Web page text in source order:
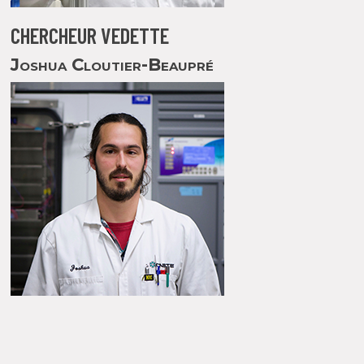
CHERCHEUR VEDETTE
Joshua Cloutier-Beaupré